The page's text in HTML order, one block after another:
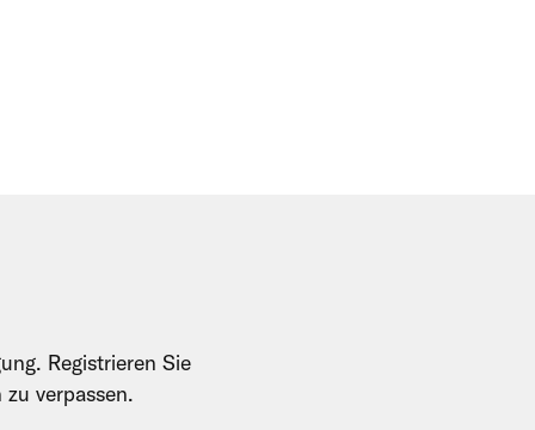
Registrieren Sie
verpassen.